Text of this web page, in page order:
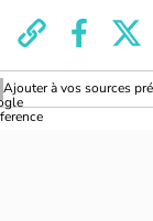
Ajouter à vos sources